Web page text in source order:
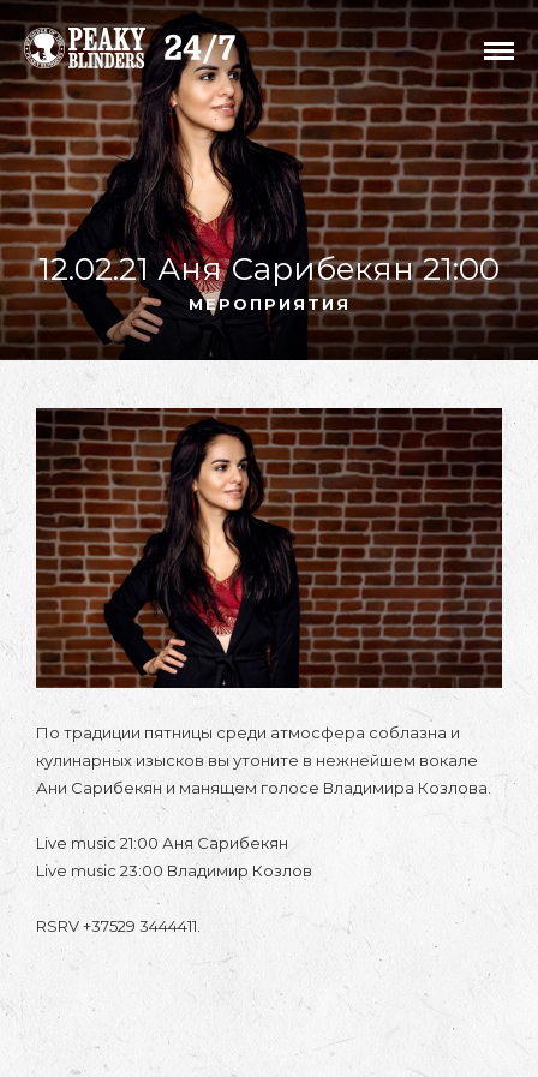
12.02.21 Аня Сарибекян 21:00
МЕРОПРИЯТИЯ
По традиции пятницы среди атмосфера соблазна и
кулинарных изысков вы утоните в нежнейшем вокале
Ани Сарибекян и манящем голосе Владимира Козлова.
Live music 21:00 Аня Сарибекян
Live music 23:00 Владимир Козлов
RSRV +37529 3444411.